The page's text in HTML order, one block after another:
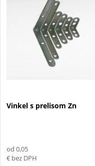
Vinkel s prelisom Zn
od 0,05
€ bez DPH